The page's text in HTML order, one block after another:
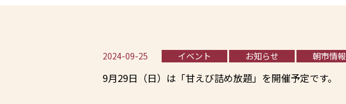
2024-09-25 イベント お知らせ 朝市情報
9月29日（日）は「甘えび詰め放題」を開催予定です。